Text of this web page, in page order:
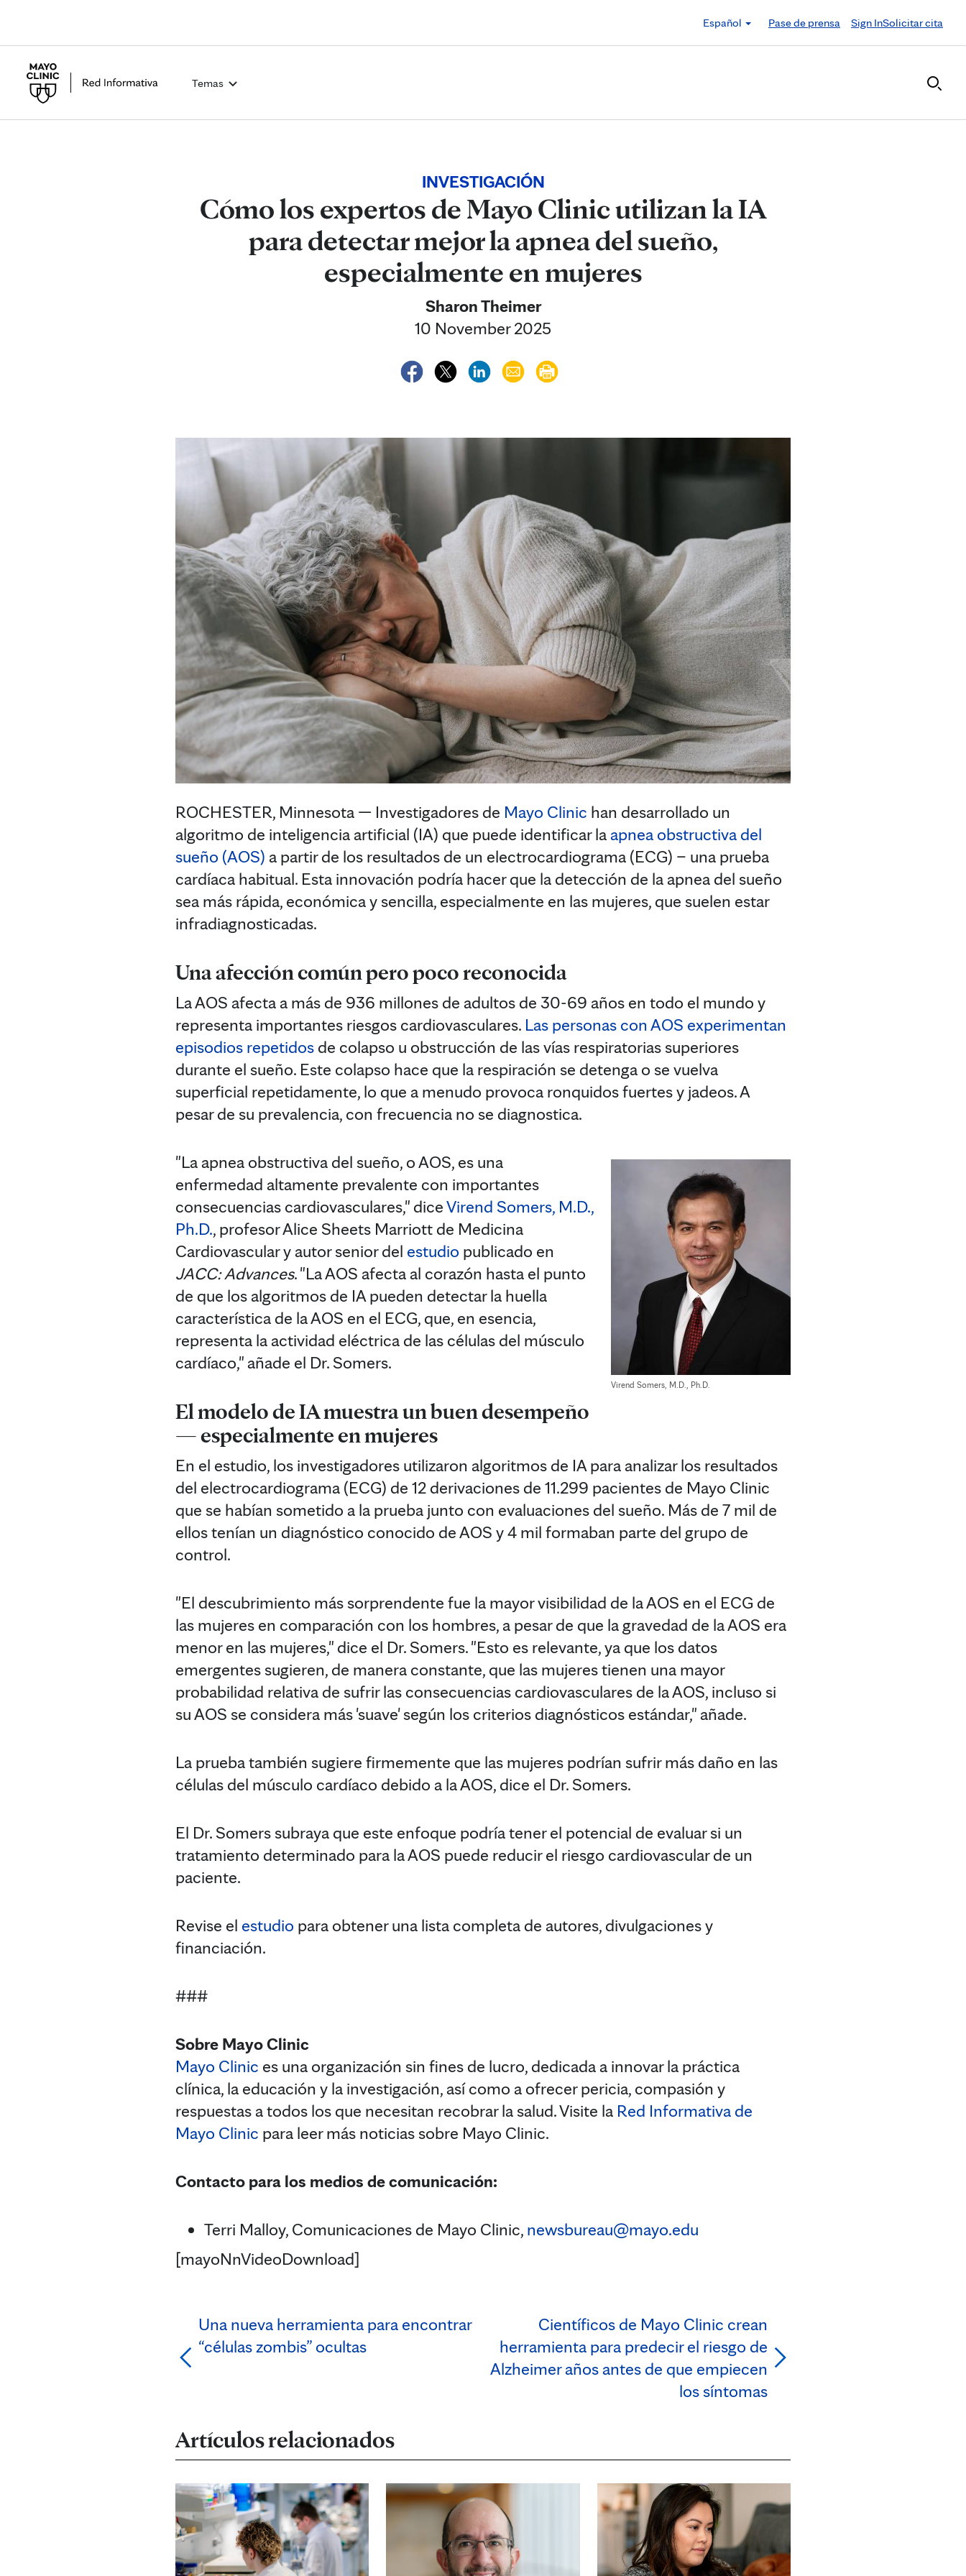
Español
Pase de prensa Sign InSolicitar cita
Temas
INVESTIGACIÓN
Cómo los expertos de Mayo Clinic utilizan la IA
para detectar mejor la apnea del sueño,
especialmente en mujeres
Sharon Theimer
10 November 2025
ROCHESTER, Minnesota — Investigadores de Mayo Clinic han desarrollado un
algoritmo de inteligencia artificial (IA) que puede identificar la apnea obstructiva del
sueño (AOS) a partir de los resultados de un electrocardiograma (ECG) – una prueba
cardíaca habitual. Esta innovación podría hacer que la detección de la apnea del sueño
sea más rápida, económica y sencilla, especialmente en las mujeres, que suelen estar
infradiagnosticadas.
Una afección común pero poco reconocida
La AOS afecta a más de 936 millones de adultos de 30-69 años en todo el mundo y
representa importantes riesgos cardiovasculares. Las personas con AOS experimentan
episodios repetidos de colapso u obstrucción de las vías respiratorias superiores
durante el sueño. Este colapso hace que la respiración se detenga o se vuelva
superficial repetidamente, lo que a menudo provoca ronquidos fuertes y jadeos. A
pesar de su prevalencia, con frecuencia no se diagnostica.
Virend Somers, M.D., Ph.D.
"La apnea obstructiva del sueño, o AOS, es una
enfermedad altamente prevalente con importantes
consecuencias cardiovasculares," diceVirend Somers, M.D.,
Ph.D., profesor Alice Sheets Marriott de Medicina
Cardiovascular y autor senior del estudio publicado en
JACC: Advances. "La AOS afecta al corazón hasta el punto
de que los algoritmos de IA pueden detectar la huella
característica de la AOS en el ECG, que, en esencia,
representa la actividad eléctrica de las células del músculo
cardíaco," añade el Dr. Somers.
El modelo de IA muestra un buen desempeño
— especialmente en mujeres
En el estudio, los investigadores utilizaron algoritmos de IA para analizar los resultados
del electrocardiograma (ECG) de 12 derivaciones de 11.299 pacientes de Mayo Clinic
que se habían sometido a la prueba junto con evaluaciones del sueño. Más de 7 mil de
ellos tenían un diagnóstico conocido de AOS y 4 mil formaban parte del grupo de
control.
"El descubrimiento más sorprendente fue la mayor visibilidad de la AOS en el ECG de
las mujeres en comparación con los hombres, a pesar de que la gravedad de la AOS era
menor en las mujeres," dice el Dr. Somers. "Esto es relevante, ya que los datos
emergentes sugieren, de manera constante, que las mujeres tienen una mayor
probabilidad relativa de sufrir las consecuencias cardiovasculares de la AOS, incluso si
su AOS se considera más 'suave' según los criterios diagnósticos estándar," añade.
La prueba también sugiere firmemente que las mujeres podrían sufrir más daño en las
células del músculo cardíaco debido a la AOS, dice el Dr. Somers.
El Dr. Somers subraya que este enfoque podría tener el potencial de evaluar si un
tratamiento determinado para la AOS puede reducir el riesgo cardiovascular de un
paciente.
Revise el estudio para obtener una lista completa de autores, divulgaciones y
financiación.
###
Sobre Mayo Clinic
Mayo Clinic es una organización sin fines de lucro, dedicada a innovar la práctica
clínica, la educación y la investigación, así como a ofrecer pericia, compasión y
respuestas a todos los que necesitan recobrar la salud. Visite la Red Informativa de
Mayo Clinic para leer más noticias sobre Mayo Clinic.
Contacto para los medios de comunicación:
Terri Malloy, Comunicaciones de Mayo Clinic, newsbureau@mayo.edu
[mayoNnVideoDownload]
Una nueva herramienta para encontrar
“células zombis” ocultas
Científicos de Mayo Clinic crean
herramienta para predecir el riesgo de
Alzheimer años antes de que empiecen
los síntomas
Artículos relacionados